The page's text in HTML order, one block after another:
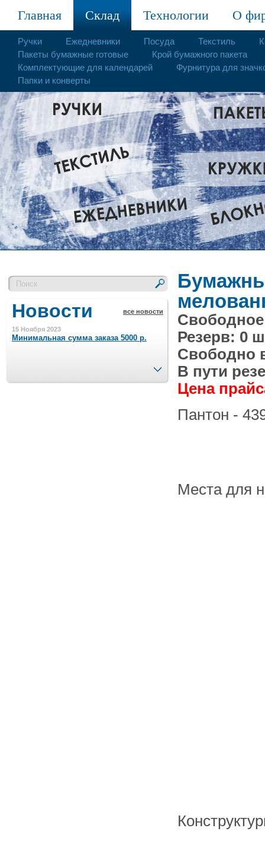
Главная Склад Технологии О
Ручки Ежедневники Посуда Текстиль
Пакеты бумажные готовые
Крой бумажного пакета
Комплектующие для календарей
Фурнитура для
Папки и конверты
Новости все новости
15 Ноября 2023
Минимальная сумма заказа 5000 р.
Шляпные коробочки производим
След.
Свободное
Резерв: 0
Свободно
В пути
Цена
Пантон -
Места для